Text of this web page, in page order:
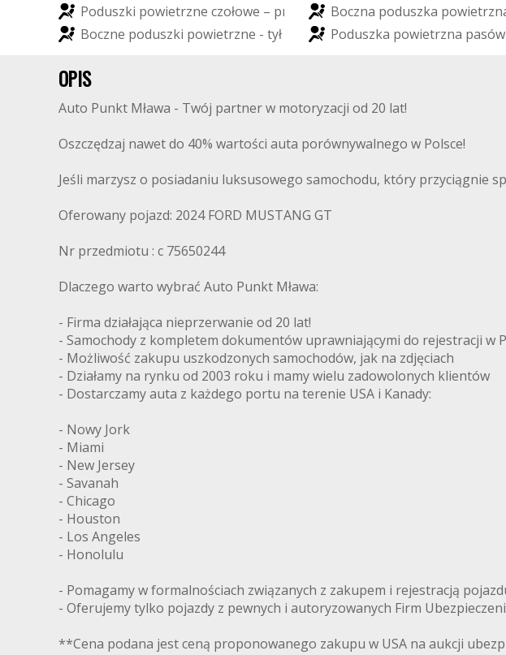
Poduszki powietrzne czołowe – pr Boczna poduszka powietrzn
Boczne poduszki powietrzne - tył Poduszka powietrzna pasów
OPIS
Auto Punkt Mława - Twój partner w motoryzacji od 20 lat!
Oszczędzaj nawet do 40% wartości auta porównywalnego w Polsce!
Jeśli marzysz o posiadaniu luksusowego samochodu, który przyciągnie
Oferowany pojazd: 2024 FORD MUSTANG GT
Nr przedmiotu : c 75650244
Dlaczego warto wybrać Auto Punkt Mława:
- Firma działająca nieprzerwanie od 20 lat!
- Samochody z kompletem dokumentów uprawniającymi do rejestracji w
- Możliwość zakupu uszkodzonych samochodów, jak na zdjęciach
- Działamy na rynku od 2003 roku i mamy wielu zadowolonych klientów
- Dostarczamy auta z każdego portu na terenie USA i Kanady:
- Nowy Jork
- Miami
- New Jersey
- Savanah
- Chicago
- Houston
- Los Angeles
- Honolulu
- Pomagamy w formalnościach związanych z zakupem i rejestracją
- Oferujemy tylko pojazdy z pewnych i autoryzowanych Firm
**Cena podana jest ceną proponowanego zakupu w USA na aukcji